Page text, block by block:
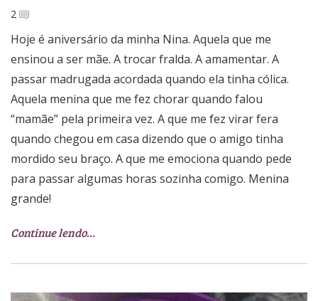
2
Hoje é aniversário da minha Nina. Aquela que me
ensinou a ser mãe. A trocar fralda. A amamentar. A
passar madrugada acordada quando ela tinha cólica.
Aquela menina que me fez chorar quando falou
“mamãe” pela primeira vez. A que me fez virar fera
quando chegou em casa dizendo que o amigo tinha
mordido seu braço. A que me emociona quando pede
para passar algumas horas sozinha comigo. Menina
grande!
Continue lendo…